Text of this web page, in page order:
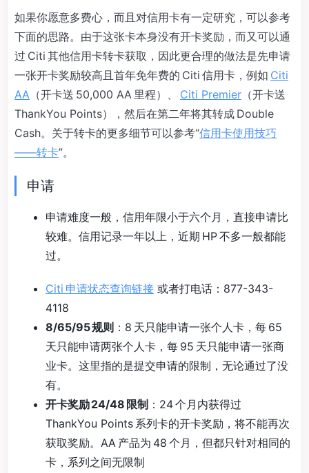
如果你愿意多费心，而且对信用卡有一定研究，可以参考
下面的思路。由于这张卡本身没有开卡奖励，而又可以通
过 Citi 其他信用卡转卡获取，因此更合理的做法是先申请
一张开卡奖励较高且首年免年费的 Citi 信用卡，例如 Citi
AA （开卡送 50,000 AA 里程）、 Citi Premier （开卡送
ThankYou Points），然后在第二年将其转成 Double
Cash。关于转卡的更多细节可以参考“信用卡使用技巧
——转卡”。
申请
申请难度一般，信用年限小于六个月，直接申请比
较难。信用记录一年以上，近期 HP 不多一般都能
过。
Citi 申请状态查询链接 或者打电话：877-343-
4118
8/65/95 规则 ：8 天只能申请一张个人卡，每 65
天只能申请两张个人卡，每 95 天只能申请一张商
业卡。这里指的是提交申请的限制，无论通过了没
有。
开卡奖励 24/48 限制 ：24 个月内获得过
ThankYou Points 系列卡的开卡奖励，将不能再次
获取奖励。AA 产品为 48 个月，但都只针对相同的
卡，系列之间无限制